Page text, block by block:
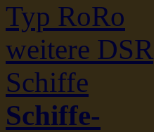
Typ RoRo
weitere DSR
Schiffe
Schiffe-